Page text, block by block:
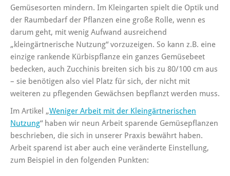
Gemüsesorten mindern. Im Kleingarten spielt die Optik und
der Raumbedarf der Pflanzen eine große Rolle, wenn es
darum geht, mit wenig Aufwand ausreichend
„kleingärtnerische Nutzung“ vorzuzeigen. So kann z.B. eine
einzige rankende Kürbispflanze ein ganzes Gemüsebeet
bedecken, auch Zucchinis breiten sich bis zu 80/100 cm aus
– sie benötigen also viel Platz für sich, der nicht mit
weiteren zu pflegenden Gewächsen bepflanzt werden muss.
Im Artikel „Weniger Arbeit mit der Kleingärtnerischen
Nutzung“ haben wir neun Arbeit sparende Gemüsepflanzen
beschrieben, die sich in unserer Praxis bewährt haben.
Arbeit sparend ist aber auch eine veränderte Einstellung,
zum Beispiel in den folgenden Punkten: